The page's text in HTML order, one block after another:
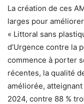
La création de ces
larges pour
« Littoral sans
d’Urgence contre la
commence à porter
récentes, la qualité
améliorée,
2024, contre 88 %